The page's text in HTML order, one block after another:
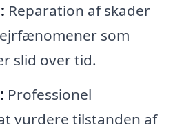
Reparation af skader
som
slid over tid.
Professionel
vurdere tilstanden af